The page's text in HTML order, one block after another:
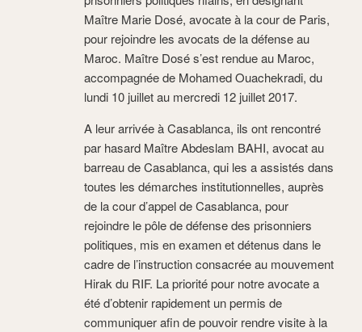
Maître Marie Dosé, avocate à la cour de Paris,
pour rejoindre les avocats de la défense au
Maroc. Maître Dosé s’est rendue au Maroc,
accompagnée de Mohamed Ouachekradi, du
lundi 10 juillet au mercredi 12 juillet 2017.
A leur arrivée à Casablanca, ils ont rencontré
par hasard Maître Abdeslam BAHI, avocat au
barreau de Casablanca, qui les a assistés dans
toutes les démarches institutionnelles, auprès
de la cour d’appel de Casablanca, pour
rejoindre le pôle de défense des prisonniers
politiques, mis en examen et détenus dans le
cadre de l’instruction consacrée au mouvement
Hirak du RIF. La priorité pour notre avocate a
été d’obtenir rapidement un permis de
communiquer afin de pouvoir rendre visite à la